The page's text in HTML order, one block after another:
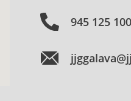
945 125 100